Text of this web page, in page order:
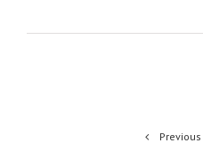
Previous